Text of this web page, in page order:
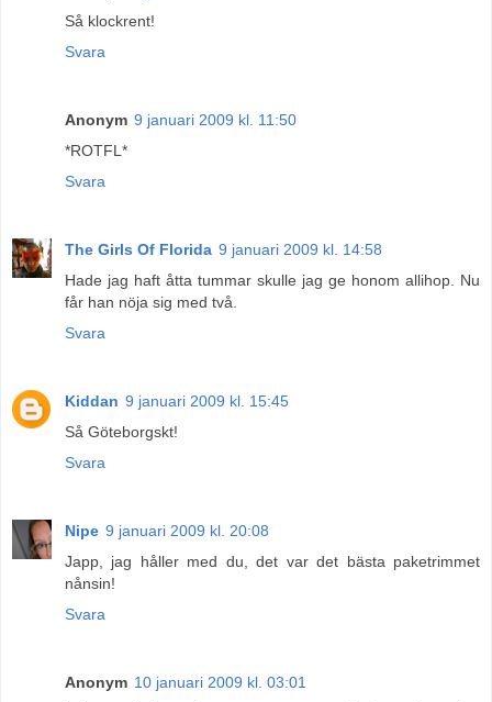
Så klockrent!
Svara
Anonym 9 januari 2009 kl. 11:50
*ROTFL*
Svara
The Girls Of Florida 9 januari 2009 kl. 14:58
Hade jag haft åtta tummar skulle jag ge honom allihop. Nu
får han nöja sig med två.
Svara
Kiddan 9 januari 2009 kl. 15:45
Så Göteborgskt!
Svara
Nipe 9 januari 2009 kl. 20:08
Japp, jag håller med du, det var det bästa paketrimmet
nånsin!
Svara
Anonym 10 januari 2009 kl. 03:01